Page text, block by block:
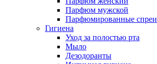
Парфюм мужской
Парфюмированные спреи
Гигиена
Уход за полостью рта
Мыло
Дезодоранты